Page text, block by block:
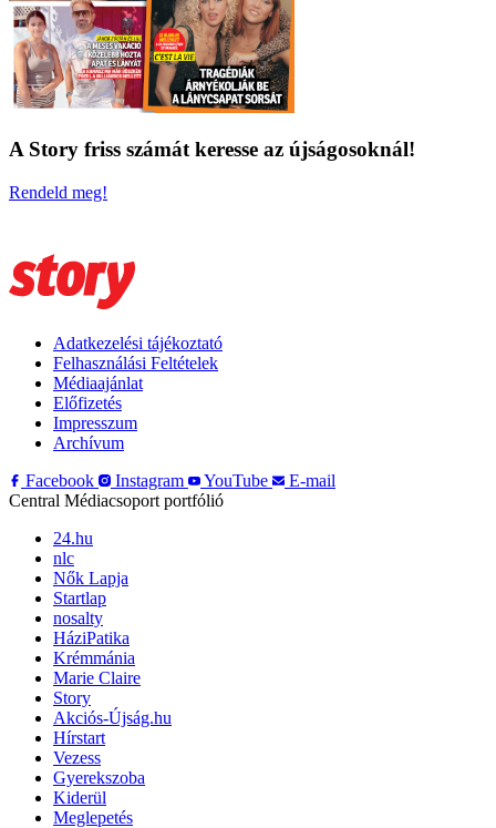
A Story friss számát keresse az újságosoknál!
Rendeld meg!
Adatkezelési tájékoztató
Felhasználási Feltételek
Médiaajánlat
Előfizetés
Impresszum
Archívum
Facebook
Instagram YouTube
E-mail
Central Médiacsoport portfólió
24.hu
nlc
Nők Lapja
Startlap
nosalty
HáziPatika
Krémmánia
Marie Claire
Story
Akciós-Újság.hu
Hírstart
Vezess
Gyerekszoba
Kiderül
Meglepetés